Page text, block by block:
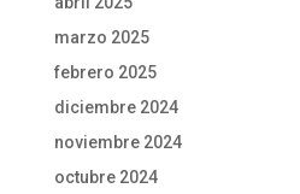
marzo 2025
febrero 2025
diciembre 2024
noviembre 2024
octubre 2024